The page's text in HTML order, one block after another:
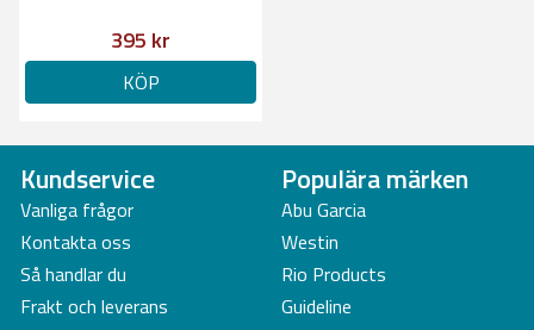
395 kr
KÖP
Kundservice
Vanliga frågor
Kontakta oss
Så handlar du
Frakt och leverans
Populära märken
Abu Garcia
Westin
Rio Products
Guideline